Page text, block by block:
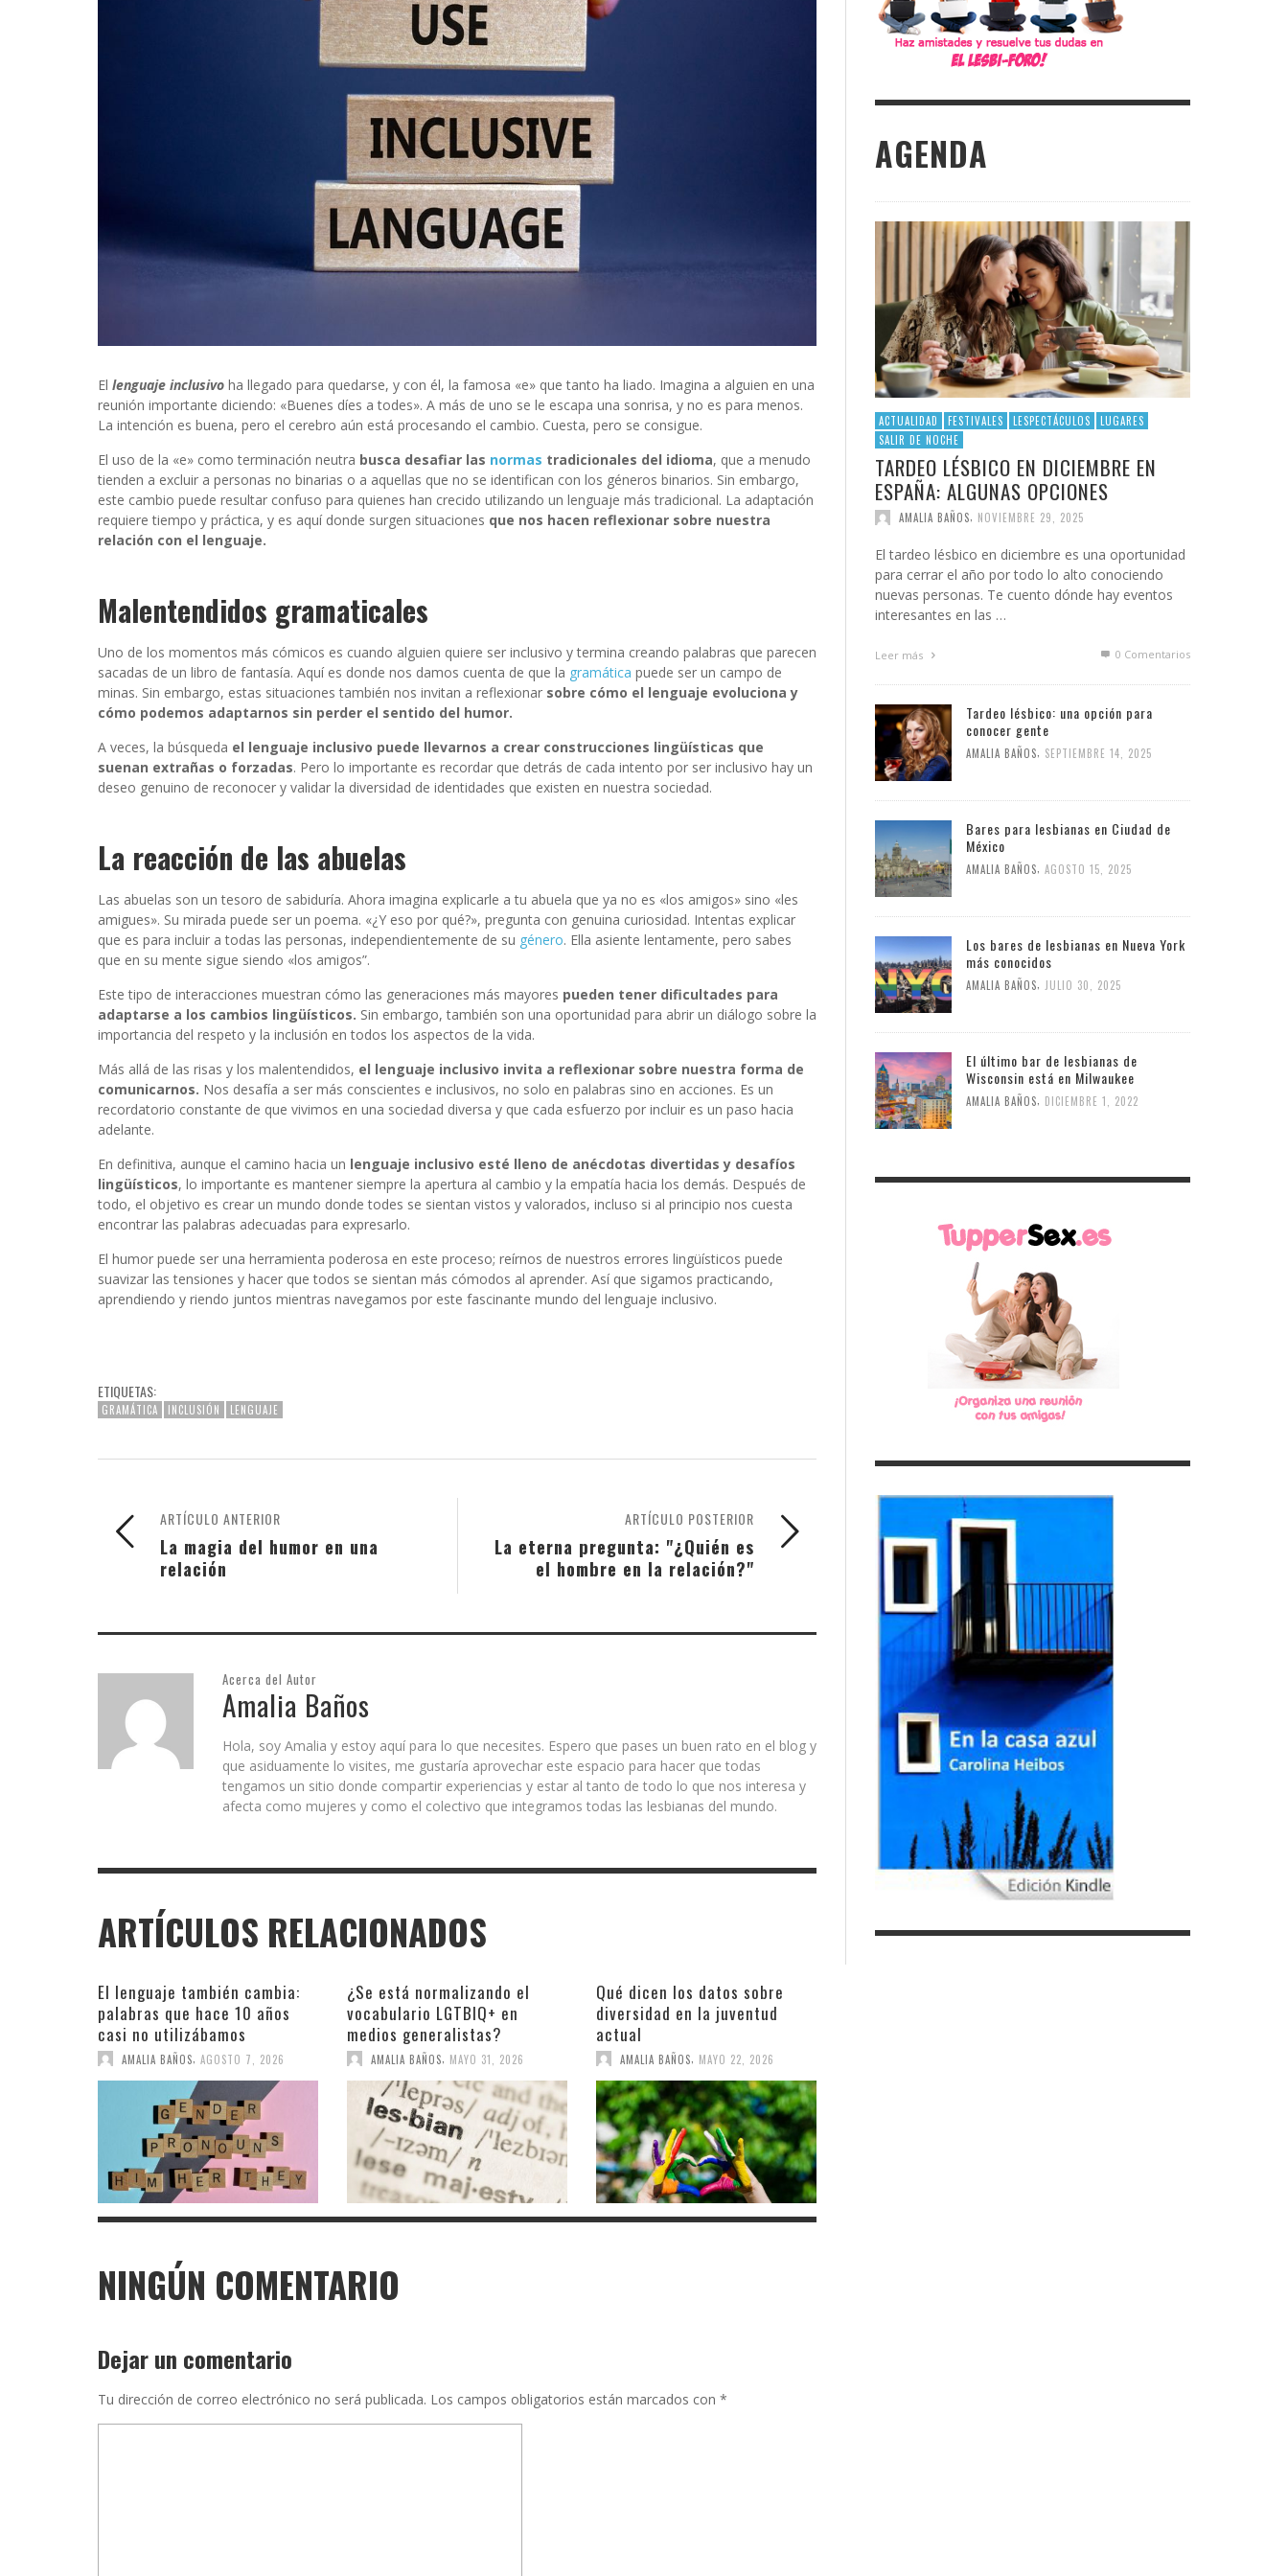
El lenguaje inclusivo ha llegado para quedarse, y con él, la famosa «e» que tanto ha liado. Imagina a alguien en una
reunión importante diciendo: «Buenes díes a todes». A más de uno se le escapa una sonrisa, y no es para menos.
La intención es buena, pero el cerebro aún está procesando el cambio. Cuesta, pero se consigue.
El uso de la «e» como terminación neutra busca desafiar las normas tradicionales del idioma, que a menudo
tienden a excluir a personas no binarias o a aquellas que no se identifican con los géneros binarios. Sin embargo,
este cambio puede resultar confuso para quienes han crecido utilizando un lenguaje más tradicional. La adaptación
requiere tiempo y práctica, y es aquí donde surgen situaciones que nos hacen reflexionar sobre nuestra
relación con el lenguaje.
Malentendidos gramaticales
Uno de los momentos más cómicos es cuando alguien quiere ser inclusivo y termina creando palabras que parecen
sacadas de un libro de fantasía. Aquí es donde nos damos cuenta de que la gramática puede ser un campo de
minas. Sin embargo, estas situaciones también nos invitan a reflexionar sobre cómo el lenguaje evoluciona y
cómo podemos adaptarnos sin perder el sentido del humor.
A veces, la búsqueda el lenguaje inclusivo puede llevarnos a crear construcciones lingüísticas que
suenan extrañas o forzadas. Pero lo importante es recordar que detrás de cada intento por ser inclusivo hay un
deseo genuino de reconocer y validar la diversidad de identidades que existen en nuestra sociedad.
La reacción de las abuelas
Las abuelas son un tesoro de sabiduría. Ahora imagina explicarle a tu abuela que ya no es «los amigos» sino «les
amigues». Su mirada puede ser un poema. «¿Y eso por qué?», pregunta con genuina curiosidad. Intentas explicar
que es para incluir a todas las personas, independientemente de su género. Ella asiente lentamente, pero sabes
que en su mente sigue siendo «los amigos”.
Este tipo de interacciones muestran cómo las generaciones más mayores pueden tener dificultades para
adaptarse a los cambios lingüísticos. Sin embargo, también son una oportunidad para abrir un diálogo sobre la
importancia del respeto y la inclusión en todos los aspectos de la vida.
Más allá de las risas y los malentendidos, el lenguaje inclusivo invita a reflexionar sobre nuestra forma de
comunicarnos. Nos desafía a ser más conscientes e inclusivos, no solo en palabras sino en acciones. Es un
recordatorio constante de que vivimos en una sociedad diversa y que cada esfuerzo por incluir es un paso hacia
adelante.
En definitiva, aunque el camino hacia un lenguaje inclusivo esté lleno de anécdotas divertidas y desafíos
lingüísticos, lo importante es mantener siempre la apertura al cambio y la empatía hacia los demás. Después de
todo, el objetivo es crear un mundo donde todes se sientan vistos y valorados, incluso si al principio nos cuesta
encontrar las palabras adecuadas para expresarlo.
El humor puede ser una herramienta poderosa en este proceso; reírnos de nuestros errores lingüísticos puede
suavizar las tensiones y hacer que todos se sientan más cómodos al aprender. Así que sigamos practicando,
aprendiendo y riendo juntos mientras navegamos por este fascinante mundo del lenguaje inclusivo.
ETIQUETAS:
GRAMÁTICA INCLUSIÓN LENGUAJE
ARTÍCULO POSTERIOR
La eterna pregunta: "¿Quién es
el hombre en la relación?"
ARTÍCULO ANTERIOR
La magia del humor en una
relación
Acerca del Autor
Amalia Baños
Hola, soy Amalia y estoy aquí para lo que necesites. Espero que pases un buen rato en el blog y
que asiduamente lo visites, me gustaría aprovechar este espacio para hacer que todas
tengamos un sitio donde compartir experiencias y estar al tanto de todo lo que nos interesa y
afecta como mujeres y como el colectivo que integramos todas las lesbianas del mundo.
ARTÍCULOS RELACIONADOS
El lenguaje también cambia:
palabras que hace 10 años
casi no utilizábamos
AMALIA BAÑOS AGOSTO 7, 2026
¿Se está normalizando el
vocabulario LGTBIQ+ en
medios generalistas?
AMALIA BAÑOS MAYO 31, 2026
Qué dicen los datos sobre
diversidad en la juventud
actual
AMALIA BAÑOS MAYO 22, 2026
NINGÚN COMENTARIO
Dejar un comentario
Tu dirección de correo electrónico no será publicada. Los campos obligatorios están marcados con *
AGENDA
ACTUALIDAD FESTIVALES LESPECTÁCULOS
LUGARES
SALIR DE NOCHE
TARDEO LÉSBICO EN DICIEMBRE EN
ESPAÑA: ALGUNAS OPCIONES
AMALIA BAÑOS, NOVIEMBRE 29, 2025
El tardeo lésbico en diciembre es una oportunidad
para cerrar el año por todo lo alto conociendo
nuevas personas. Te cuento dónde hay eventos
interesantes en las …
Leer más 0 Comentarios
Tardeo lésbico: una opción para
conocer gente
AMALIA BAÑOS SEPTIEMBRE 14, 2025
Bares para lesbianas en Ciudad de
México
AMALIA BAÑOS AGOSTO 15, 2025
Los bares de lesbianas en Nueva York
más conocidos
AMALIA BAÑOS JULIO 30, 2025
El último bar de lesbianas de
Wisconsin está en Milwaukee
AMALIA BAÑOS DICIEMBRE 1, 2022